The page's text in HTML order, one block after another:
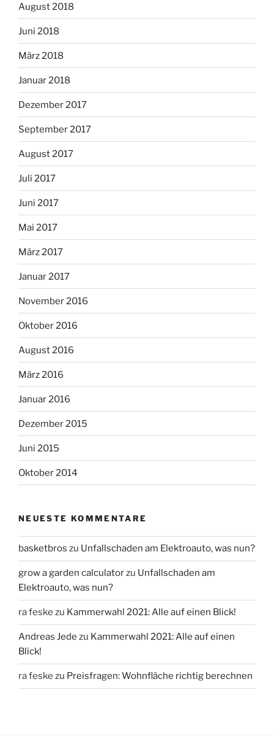
August 2018
Juni 2018
März 2018
Januar 2018
Dezember 2017
September 2017
August 2017
Juli 2017
Juni 2017
Mai 2017
März 2017
Januar 2017
November 2016
Oktober 2016
August 2016
März 2016
Januar 2016
Dezember 2015
Juni 2015
Oktober 2014
NEUESTE KOMMENTARE
basketbros zu Unfallschaden am Elektroauto, was nun?
grow a garden calculatorzu Unfallschaden am
Elektroauto, was nun?
ra feske zu Kammerwahl 2021: Alle auf einen Blick!
Andreas Jede zu Kammerwahl 2021: Alle auf einen
Blick!
ra feske zu Preisfragen: Wohnfläche richtig berechnen